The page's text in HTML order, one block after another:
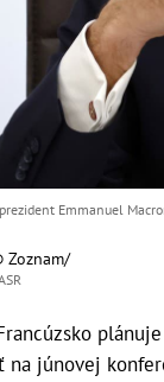
Emmanuel
Zoznam/
na júnovej